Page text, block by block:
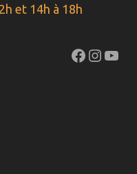
et 14h à 18h
Facebook
Instagram
YouTube